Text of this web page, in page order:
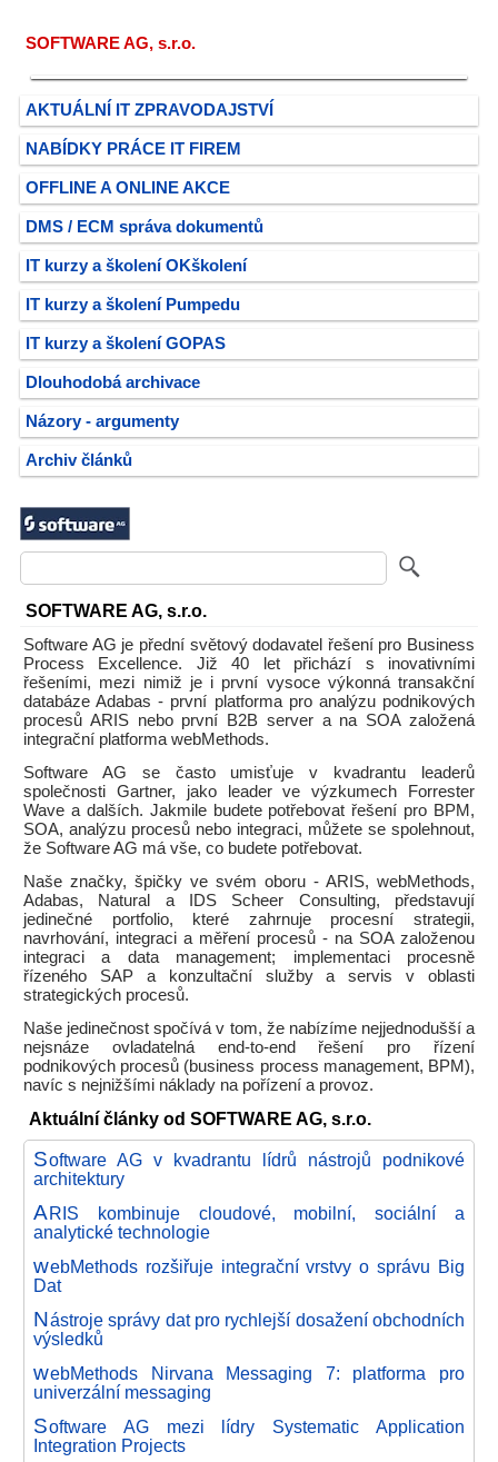
SOFTWARE AG, s.r.o.
AKTUÁLNÍ IT ZPRAVODAJSTVÍ
NABÍDKY PRÁCE IT FIREM
OFFLINE A ONLINE AKCE
DMS / ECM správa dokumentů
IT kurzy a školení OKškolení
IT kurzy a školení Pumpedu
IT kurzy a školení GOPAS
Dlouhodobá archivace
Názory - argumenty
Archiv článků
SOFTWARE AG, s.r.o.
Software AG je přední světový dodavatel řešení pro Business
Process Excellence. Již 40 let přichází s inovativními
řešeními, mezi nimiž je i první vysoce výkonná transakční
databáze Adabas - první platforma pro analýzu podnikových
procesů ARIS nebo první B2B server a na SOA založená
integrační platforma webMethods.
Software AG se často umisťuje v kvadrantu leaderů
společnosti Gartner, jako leader ve výzkumech Forrester
Wave a dalších. Jakmile budete potřebovat řešení pro BPM,
SOA, analýzu procesů nebo integraci, můžete se spolehnout,
že Software AG má vše, co budete potřebovat.
Naše značky, špičky ve svém oboru - ARIS, webMethods,
Adabas, Natural a IDS Scheer Consulting, představují
jedinečné portfolio, které zahrnuje procesní strategii,
navrhování, integraci a měření procesů - na SOA založenou
integraci a data management; implementaci procesně
řízeného SAP a konzultační služby a servis v oblasti
strategických procesů.
Naše jedinečnost spočívá v tom, že nabízíme nejjednodušší a
nejsnáze ovladatelná end-to-end řešení pro řízení
podnikových procesů (business process management, BPM),
navíc s nejnižšími náklady na pořízení a provoz.
Aktuální články od SOFTWARE AG, s.r.o.
Software AG v kvadrantu lídrů nástrojů podnikové
architektury
ARIS kombinuje cloudové, mobilní, sociální a
analytické technologie
webMethods rozšiřuje integrační vrstvy o správu Big
Dat
Nástroje správy dat pro rychlejší dosažení obchodních
výsledků
webMethods Nirvana Messaging 7: platforma pro
univerzální messaging
Software AG mezi lídry Systematic Application
Integration Projects